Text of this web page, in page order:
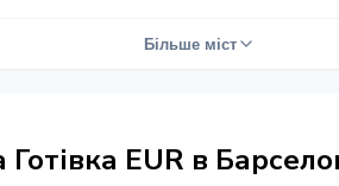
Більше міст
EUR в